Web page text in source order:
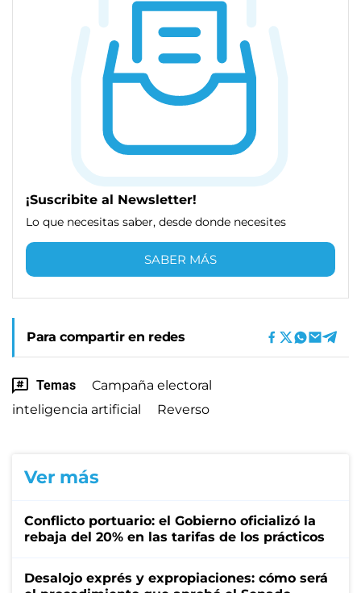
¡Suscribite al Newsletter!
Lo que necesitas saber, desde donde necesites
SABER MÁS
Para compartir en redes
Temas
Campaña electoral
inteligencia artificial
Reverso
Ver más
Conflicto portuario: el Gobierno oficializó la
rebaja del 20% en las tarifas de los prácticos
Desalojo exprés y expropiaciones: cómo será